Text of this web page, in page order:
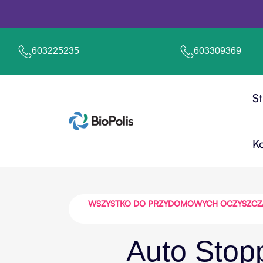
603225235 603309369
WSZYSTKO DO PRZYDOMOWYCH
Auto